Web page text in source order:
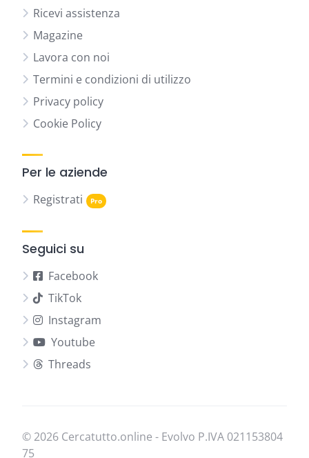
Ricevi assistenza
Magazine
Lavora con noi
Termini e condizioni di utilizzo
Privacy policy
Cookie Policy
Per le aziende
Registrati
Seguici su
Facebook
TikTok
Instagram
Youtube
Threads
© 2026 Cercatutto.online - Evolvo P.IVA 021​153​804​
75